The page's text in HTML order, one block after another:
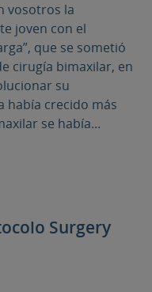
vosotros la
joven con el
que se sometió
cirugía bimaxilar, en
su
había crecido más
se había...
Surgery